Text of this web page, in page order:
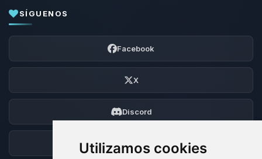
Utilizamos cookies
SÍGUENOS
Facebook
X
Discord
Foro